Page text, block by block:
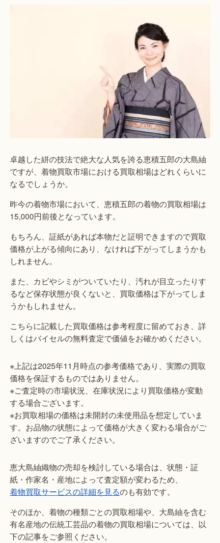
卓越した絣の技法で絶大な人気を誇る恵積五郎の大島紬
ですが、着物買取市場における買取相場はどれくらいに
なるでしょうか。
昨今の着物市場において、恵積五郎の着物の買取相場は
15,000円前後となっています。
もちろん、証紙があれば本物だと証明できますので買取
価格が上がる傾向にあり、なければ下がってしまうかも
しれません。
また、カビやシミがついていたり、汚れが目立ったりす
るなど保存状態が良くないと、買取価格は下がってしま
うかもしれません。
こちらに記載した買取価格は参考程度に留めておき、詳
しくはバイセルの無料査定で価値をお確かめください。
※上記は2025年11月時点の参考価格であり、実際の買取
価格を保証するものではありません。
※ご査定時の市場状況、在庫状況により買取価格が変動
する場合ございます。
※お買取相場の価格は未開封の未使用品を想定していま
す。お品物の状態によって価格が大きく変わる場合がご
ざいますのでご了承ください。
恵大島紬織物の売却を検討している場合は、状態・証
紙・作家名・産地によって査定額が変わるため、
着物買取サービスの詳細を見るのも有効です。
そのほか、着物の種類ごとの買取相場や、大島紬を含む
有名産地の伝統工芸品の着物の買取相場については、以
下の記事をご参照ください。